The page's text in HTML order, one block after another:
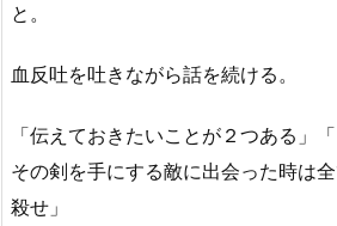
と。
血反吐を吐きながら話を続ける。
「伝えておきたいことが２つある」
その剣を手にする敵に出会った時は
殺せ」